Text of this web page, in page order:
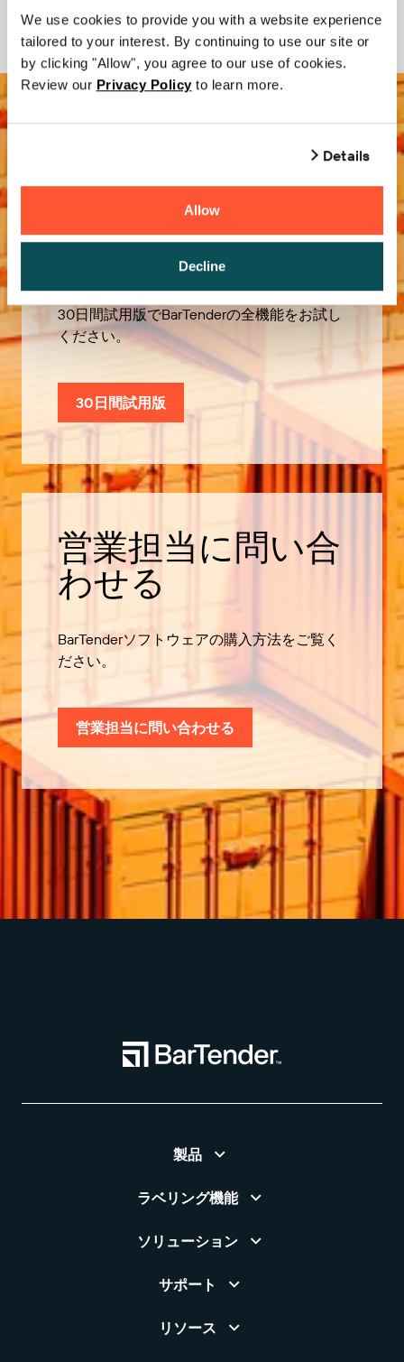
We use cookies to provide you with a website experience
tailored to your interest. By continuing to use our site or
by clicking "Allow", you agree to our use of cookies.
Review our Privacy Policy to learn more.
Details
Allow
Decline
無償試用版
30日間試用版でBarTenderの全機能をお試し
ください。
30日間試用版
営業担当に問い合
わせる
BarTenderソフトウェアの購入方法をご覧く
ださい。
営業担当に問い合わせる
製品
ラベリング機能
ソリューション
サポート
リソース